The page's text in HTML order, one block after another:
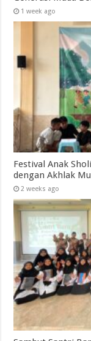
1 week ago
Festival Anak
dengan Akhlak
2 weeks ago